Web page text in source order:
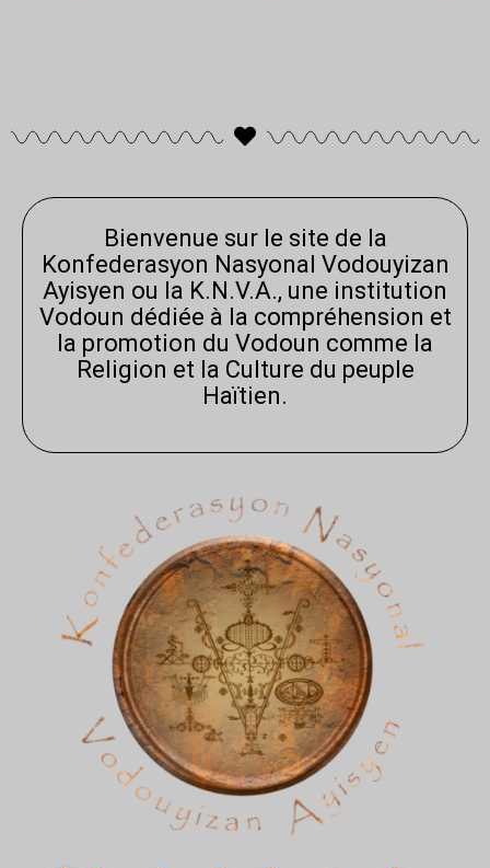
Bienvenue sur le site de la
Konfederasyon Nasyonal Vodouyizan
Ayisyen ou la K.N.V.A., une institution
Vodoun dédiée à la compréhension et
la promotion du Vodoun comme la
Religion et la Culture du peuple
Haïtien.